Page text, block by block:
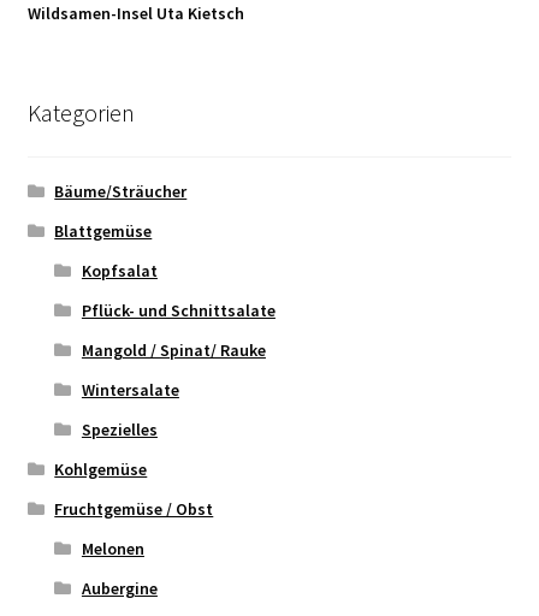
Wildsamen-Insel Uta Kietsch
Kategorien
Bäume/Sträucher
Blattgemüse
Kopfsalat
Pflück- und Schnittsalate
Mangold / Spinat/ Rauke
Wintersalate
Spezielles
Kohlgemüse
Fruchtgemüse / Obst
Melonen
Aubergine